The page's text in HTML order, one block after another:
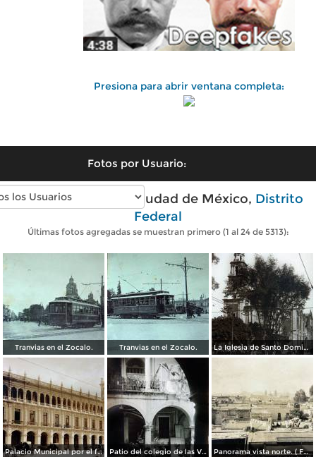
Presiona para abrir ventana completa:
Fotos por Usuario:
Fotos antiguas de Ciudad de México, Distrito
Federal
Últimas fotos agregadas se muestran primero (1 al 24 de 5313):
Tranvias en el Zocalo. Tranvias en el Zocalo. La Iglesia de Santo Domingo.
Palacio Municipal por el fotografo Hugo Brehme.. Patio del colegio de las Vizcainas por el fotografo Hugo Brehme. Panorama vista norte. ( Fechada el 20 de Junio de 1905 ).